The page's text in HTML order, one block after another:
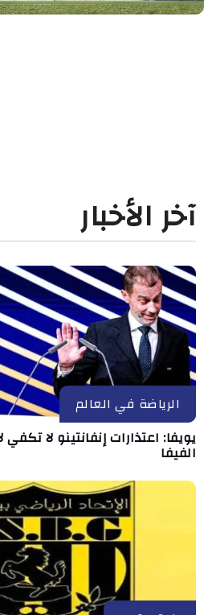
آخر الأخبار
الرياضة في العالم
يويفا: اعتذارات إنفانتينو لا
الفيفا